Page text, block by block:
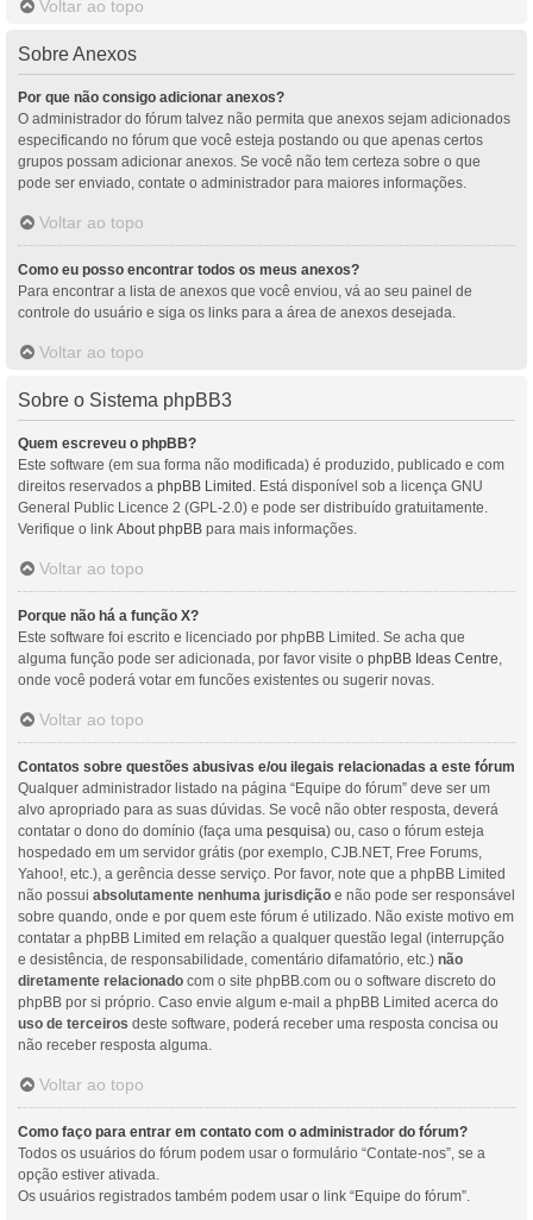
Voltar ao topo
Sobre Anexos
Por que não consigo adicionar anexos?
O administrador do fórum talvez não permita que anexos sejam adicionados
especificando no fórum que você esteja postando ou que apenas certos
grupos possam adicionar anexos. Se você não tem certeza sobre o que
pode ser enviado, contate o administrador para maiores informações.
Voltar ao topo
Como eu posso encontrar todos os meus anexos?
Para encontrar a lista de anexos que você enviou, vá ao seu painel de
controle do usuário e siga os links para a área de anexos desejada.
Voltar ao topo
Sobre o Sistema phpBB3
Quem escreveu o phpBB?
Este software (em sua forma não modificada) é produzido, publicado e com
direitos reservados a phpBB Limited . Está disponível sob a licença GNU
General Public Licence 2 (GPL-2.0) e pode ser distribuído gratuitamente.
Verifique o link About phpBB para mais informações.
Voltar ao topo
Porque não há a função X?
Este software foi escrito e licenciado por phpBB Limited. Se acha que
alguma função pode ser adicionada, por favor visite o phpBB Ideas Centre,
onde você poderá votar em funcões existentes ou sugerir novas.
Voltar ao topo
Contatos sobre questões abusivas e/ou ilegais relacionadas a este fórum
Qualquer administrador listado na página “Equipe do fórum” deve ser um
alvo apropriado para as suas dúvidas. Se você não obter resposta, deverá
contatar o dono do domínio (faça uma pesquisa) ou, caso o fórum esteja
hospedado em um servidor grátis (por exemplo, CJB.NET, Free Forums,
Yahoo!, etc.), a gerência desse serviço. Por favor, note que a phpBB Limited
não possui absolutamente nenhuma jurisdição e não pode ser responsável
sobre quando, onde e por quem este fórum é utilizado. Não existe motivo em
contatar a phpBB Limited em relação a qualquer questão legal (interrupção
e desistência, de responsabilidade, comentário difamatório, etc.) não
diretamente relacionado com o site phpBB.com ou o software discreto do
phpBB por si próprio. Caso envie algum e-mail a phpBB Limited acerca do
uso de terceiros deste software, poderá receber uma resposta concisa ou
não receber resposta alguma.
Voltar ao topo
Como faço para entrar em contato com o administrador do fórum?
Todos os usuários do fórum podem usar o formulário “Contate-nos”, se a
opção estiver ativada.
Os usuários registrados também podem usar o link “Equipe do fórum”.